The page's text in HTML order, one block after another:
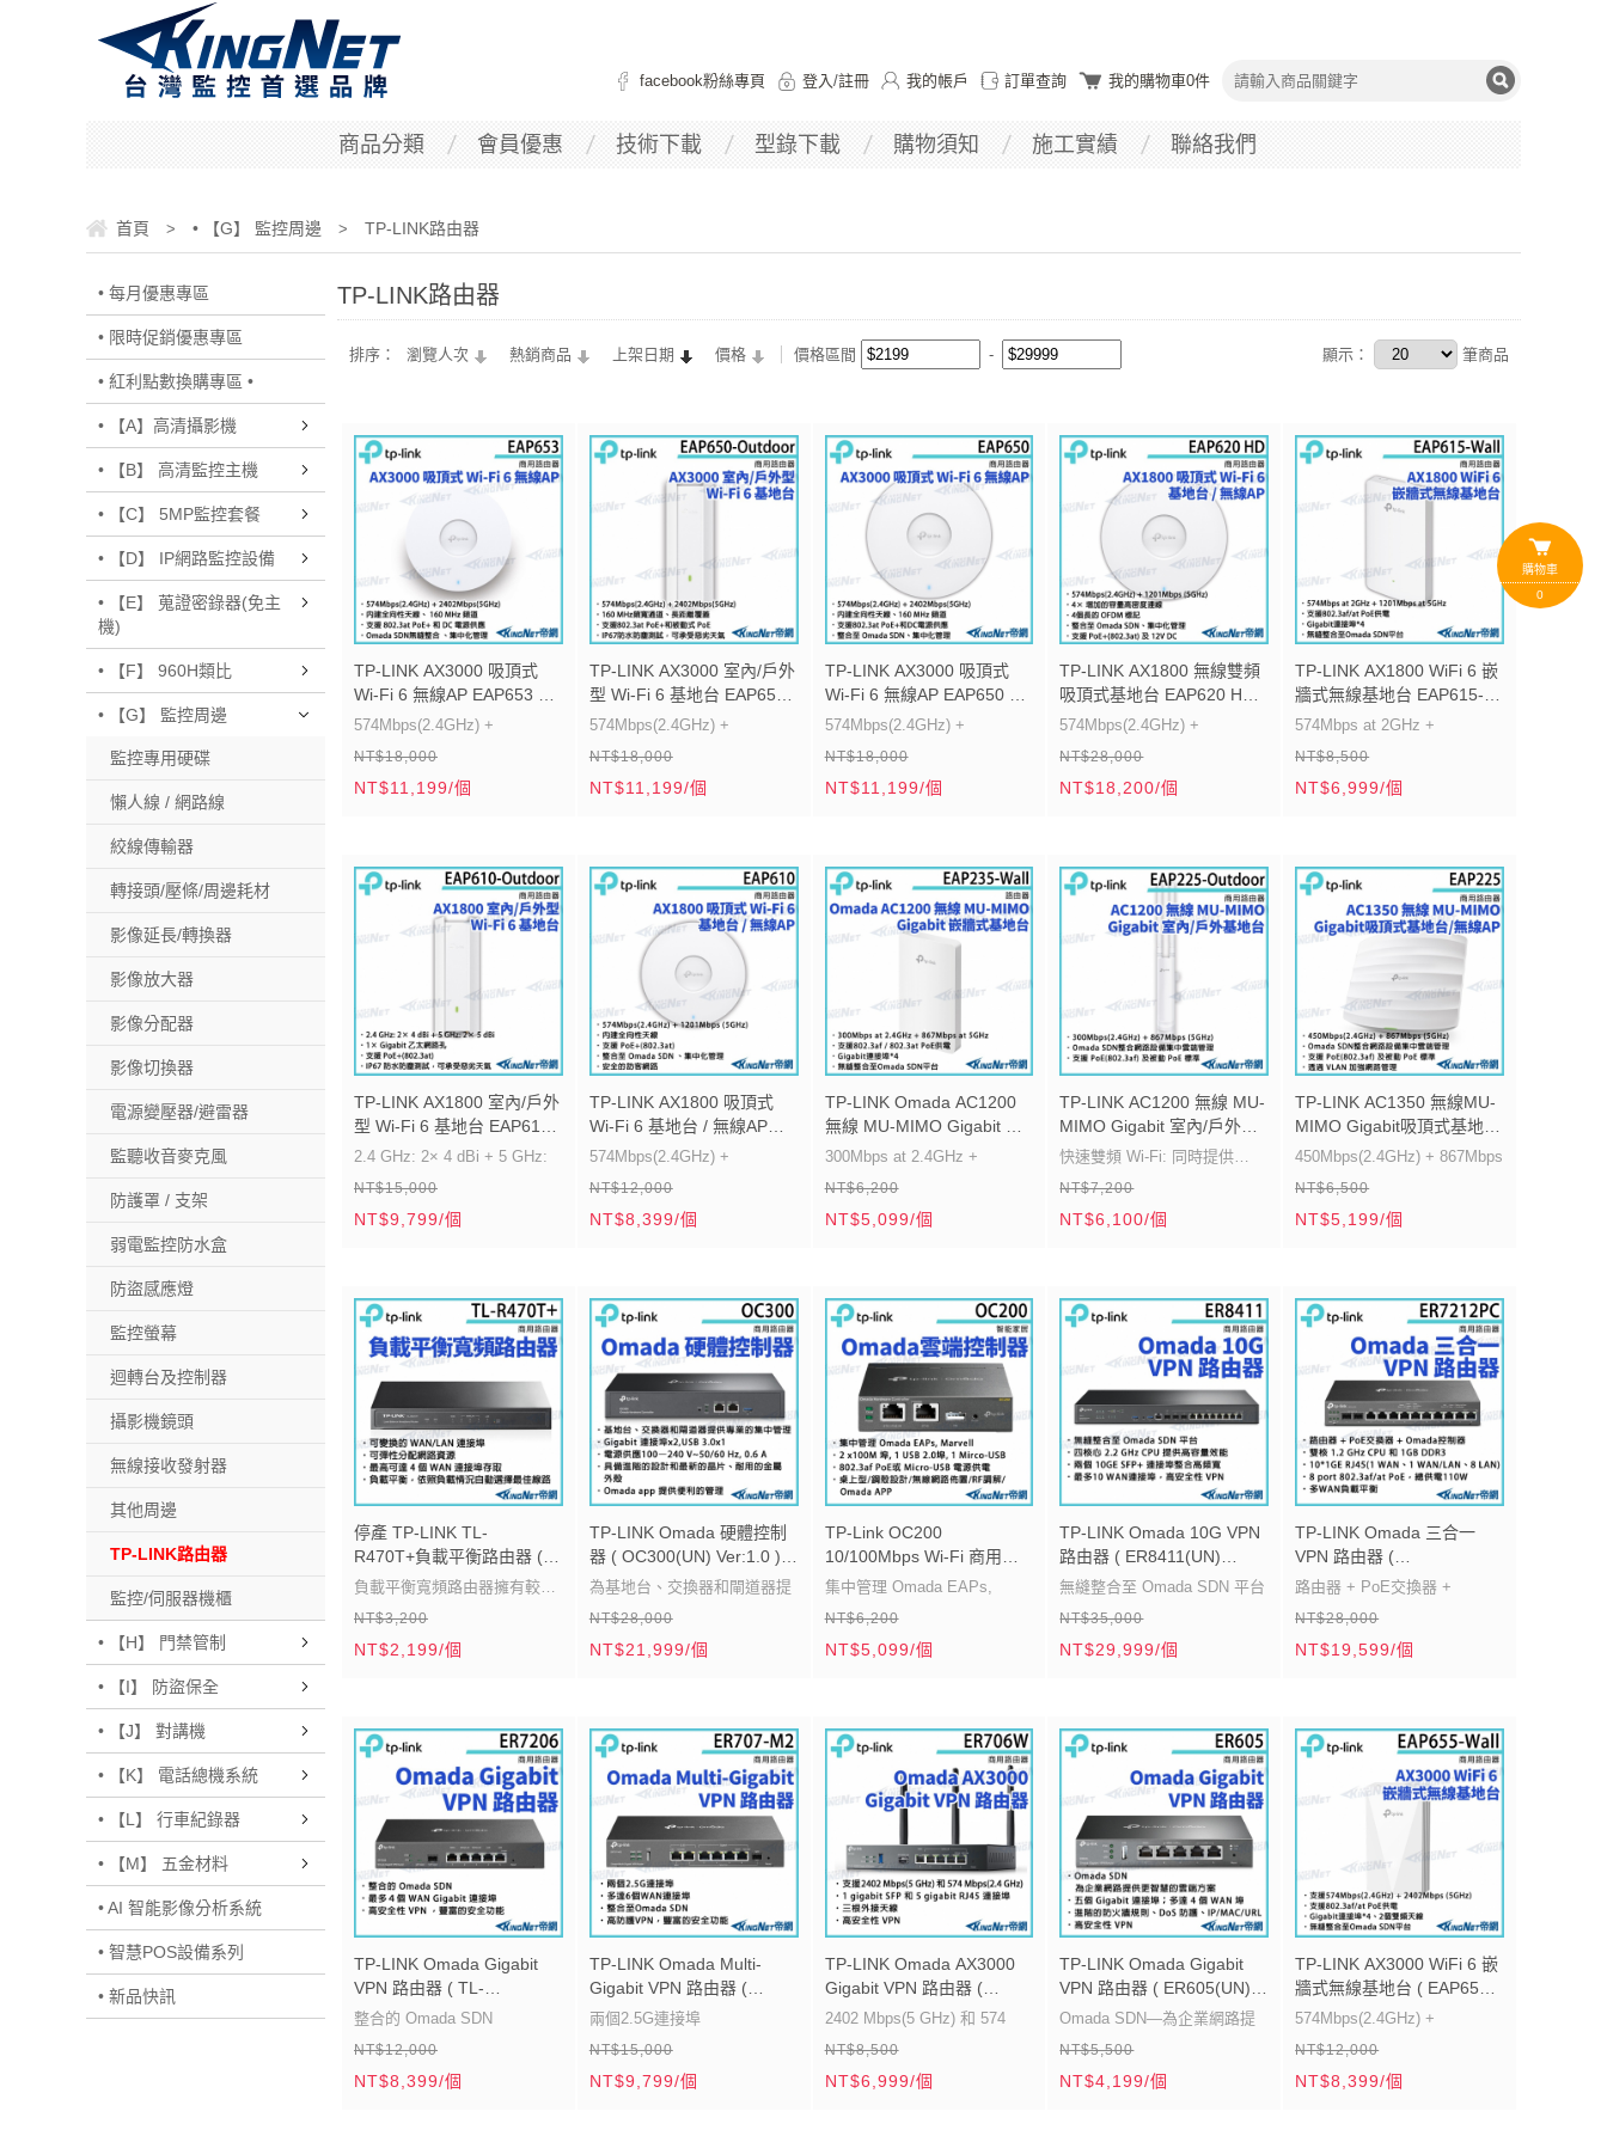
facebook粉絲專頁 登入/註冊 我的帳戶 訂單查詢 我的購物車0件
商品分類 會員優惠 技術下載 型錄下載 購物須知 施工實績 聯絡我們
購物車
0
首頁 > • 【G】 監控周邊 > TP-LINK路由器
• 每月優惠專區
• 限時促銷優惠專區
• 紅利點數換購專區 •
• 【A】高清攝影機
• 【B】 高清監控主機
• 【C】 5MP監控套餐
• 【D】 IP網路監控設備
• 【E】 蒐證密錄器(免主
機)
• 【F】 960H類比
• 【G】 監控周邊
監控專用硬碟
懶人線 / 網路線
絞線傳輸器
轉接頭/壓條/周邊耗材
影像延長/轉換器
影像放大器
影像分配器
影像切換器
電源變壓器/避雷器
監聽收音麥克風
防護罩 / 支架
弱電監控防水盒
防盜感應燈
監控螢幕
迴轉台及控制器
攝影機鏡頭
無線接收發射器
其他周邊
TP-LINK路由器
監控/伺服器機櫃
• 【H】 門禁管制
• 【I】 防盜保全
• 【J】 對講機
• 【K】 電話總機系統
• 【L】 行車紀錄器
• 【M】 五金材料
• AI 智能影像分析系統
• 智慧POS設備系列
• 新品快訊
TP-LINK路由器
排序： 瀏覽人次 熱銷商品 上架日期 價格 價格區間 顯示： 筆商品
TP-LINK AX3000 吸頂式
Wi-Fi 6 無線AP EAP653 路
由器 帝網KingNet
574Mbps(2.4GHz) +
2402Mbps(5GHz)
內建全向性天線、 160 MHz
源供應
Omada SDN無縫整合 、集中
NT$18,000
NT$11,199/個
TP-LINK AX3000 室內/戶外
型 Wi-Fi 6 基地台 EAP650-
Outdoor 路由器 帝網
574Mbps(2.4GHz) +
2402Mbps (5GHz)
160 MHz頻寬通道、長距離覆
PoE
IP67防水防塵測試，可承受惡
NT$18,000
NT$11,199/個
TP-LINK AX3000 吸頂式
Wi-Fi 6 無線AP EAP650 路
由器 帝網KingNet
574Mbps(2.4GHz) +
2402Mbps(5GHz)
內建全向性天線、160 MHz 頻
供應
整合至 Omada SDN 、集中化
NT$18,000
NT$11,199/個
TP-LINK AX1800 無線雙頻
吸頂式基地台 EAP620 HD
路由器 帝網KingNet
574Mbps(2.4GHz) +
1201Mbps (5GHz)
4× 增加的容量高密度連線
管理
支援 PoE+(802.3at) 及 12V
NT$28,000
NT$18,200/個
TP-LINK AX1800 WiFi 6 嵌
牆式無線基地台 EAP615-
Wall 路由器 帝網KingNet
574Mbps at 2GHz +
1201Mbps at 5GHz
支援802.3af/at PoE供電
NT$8,500
NT$6,999/個
TP-LINK AX1800 室內/戶外
型 Wi-Fi 6 基地台 EAP610-
Outdoor 路由器 帝網
2.4 GHz: 2× 4 dBi + 5 GHz:
2× 5 dBi
1× Gigabit 乙太網路孔 (支援
劣天氣
NT$15,000
NT$9,799/個
TP-LINK AX1800 吸頂式
Wi-Fi 6 基地台 / 無線AP
EAP610 路由器 帝網
574Mbps(2.4GHz) +
1201Mbps (5GHz)
內建全向性天線
管理
安全的訪客網路
NT$12,000
NT$8,399/個
TP-LINK Omada AC1200
無線 MU-MIMO Gigabit 嵌
牆式基地台 EAP235-Wall 路
300Mbps at 2.4GHz +
867Mbps at 5GHz
支援802.3af / 802.3at PoE供
無縫整合至Omada SDN平台
NT$6,200
NT$5,099/個
TP-LINK AC1200 無線 MU-
MIMO Gigabit 室內/戶外基
地台 EAP225-Outdoor 路由
快速雙頻 Wi-Fi: 同時提供
2.4GHz 300 Mbps 和
NT$7,200
NT$6,100/個
TP-LINK AC1350 無線MU-
MIMO Gigabit吸頂式基地台
/ 無線AP EAP225 路由器 帝
450Mbps(2.4GHz) + 867Mbps
(5GHz)
Omada SDN整合網路設備集
PoE 標準
透過 VLAN 加強網路管理
NT$6,500
NT$5,199/個
停產 TP-LINK TL-
R470T+負載平衡路由器 (
TL-R470T+ (UN) VER:6.0 )
負載平衡寬頻路由器擁有較強
大的資料傳輸能力和穩定性，
對網咖或小型辦公室的網路而
埠
超強效能和高穩定性
安裝和操作簡單
各項管理達到流暢的網路經驗
NT$3,200
NT$2,199/個
TP-LINK Omada 硬體控制
器 ( OC300(UN) Ver:1.0 )
【帝網KingNet】
為基地台、交換器和閘道器提
供專業的集中管理
Gigabit 連接埠*2,USB 3.0*1,
具備進階的設計和最新的晶
片、耐用的金屬外殼，
Omada app 提供便利的管理
NT$28,000
NT$21,999/個
TP-Link OC200
10/100Mbps Wi-Fi 商用網
路管理 Omada 硬體控制器
Ver:1.0 ) 【帝網KingNet】
集中管理 Omada EAPs,
Marvell
2 *100M 埠, 1 USB 2.0埠, 1
源供電
桌上型，鋼殼設計, 無線網路
佈置, RF 調解, Omada APP
NT$6,200
NT$5,099/個
TP-LINK Omada 10G VPN
路由器 ( ER8411(UN)
Ver:1.0 )【帝網-KingNet】
無縫整合至 Omada SDN 平台
四核心 2.2 GHz CPU 提供高
容量效能
最多10 WAN連接埠，高安全
性 VPN
NT$35,000
NT$29,999/個
TP-LINK Omada 三合一
VPN 路由器 (
ER7212PC(UN) Ver:1.0 )
路由器 + PoE交換器 +
Omada控制器
雙核 1.2 GHz CPU 和 1GB
WAN/LAN、8 LAN)
8 port 802.3af/at PoE，總供
多WAN負載平衡
NT$28,000
NT$19,599/個
TP-LINK Omada Gigabit
VPN 路由器 ( TL-
ER7206(UN) Ver:2.0 ) 【帝
整合的 Omada SDN
最多４個 WAN Gigabit 連接埠
高安全性 VPN ，豐富的安全
NT$12,000
NT$8,399/個
TP-LINK Omada Multi-
Gigabit VPN 路由器 (
ER707-M2(UN) Ver:1.0 )
兩個2.5G連接埠
多達6個WAN連接埠
整合至Omada SDN
NT$15,000
NT$9,799/個
TP-LINK Omada AX3000
Gigabit VPN 路由器 (
ER706W(US) Ver:1.0 )
2402 Mbps(5 GHz) 和 574
Mbps(2.4 GHz
1 gigabit SFP 和 5 gigabit
NT$8,500
NT$6,999/個
TP-LINK Omada Gigabit
VPN 路由器 ( ER605(UN)
Ver:2.0 ) 【帝網-KingNet】
Omada SDN—為企業網路提
供更智慧的雲端方案
五個 Gigabit 連接埠；多達 4
NT$5,500
NT$4,199/個
TP-LINK AX3000 WiFi 6 嵌
牆式無線基地台 ( EAP655-
Wall(US) Ver:1.0 ) 【帝網-
574Mbps(2.4GHz) +
2402Mbps (5GHz)
支援802.3af/at PoE供電
NT$12,000
NT$8,399/個